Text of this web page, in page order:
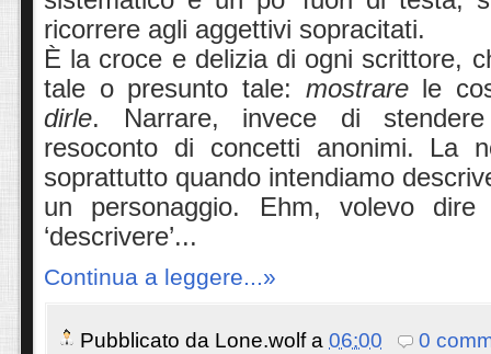
ricorrere agli aggettivi sopracitati.
È la croce e delizia di ogni scrittore,
tale o presunto tale: mostrarele
dirle. Narrare, invece di
resoconto di concetti anonimi. La
soprattutto quando intendiamo
un personaggio. Ehm, volevo dire
‘descrivere’...
Continua a leggere...»
Pubblicato da Lone.wolf a 06:00
0